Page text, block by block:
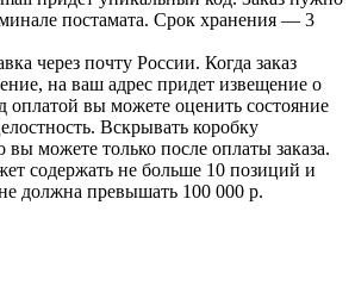
постамата. Срок хранения — 3
через почту России. Когда заказ
на ваш адрес придет извещение о
оплатой вы можете оценить состояние
Вскрывать коробку
вы можете только после оплаты заказа.
содержать не больше 10 позиций и
должна превышать 100 000 р.